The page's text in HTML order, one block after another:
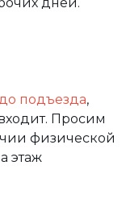
дней.
подъезда,
Просим
физической
этаж